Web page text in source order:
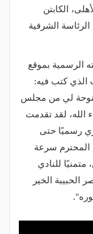
الكابتن
الشرفية
الرسمية بموقع
الذي كتب فيه:
لي من مجلس
الله، لقد تقدمت
ولم يتم إشعاري رسميًا حتى
المحترم سرعة
للنادي
الحبيبة الخير